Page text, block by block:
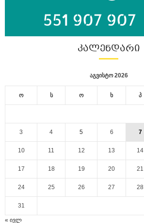
ᲙᲐᲚᲔᲜᲓᲐᲠᲘ
აგვისტო 2026
ო ს ო ხ პ
3 4 5 6 7
10 11 12 13 14
17 18 19 20 21
24 25 26 27 28
31
« ივლ